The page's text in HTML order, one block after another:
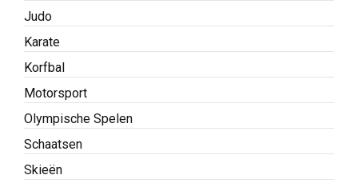
Judo
Karate
Korfbal
Motorsport
Olympische Spelen
Schaatsen
Skieën